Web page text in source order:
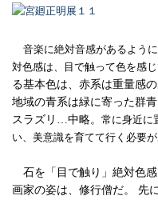
音楽に絶対音感があるよう
対色感は、目で触って色を感じ
る基本色は、赤系は重量感
地域の青系は緑に寄った群
スラズリ…中略。 常に身近に
い、美意識を育てて行く必要が
石を「目で触り」絶対色
画家の姿は、修行僧だ。 先